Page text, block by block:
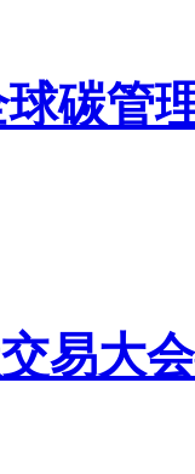
碳管
交易大